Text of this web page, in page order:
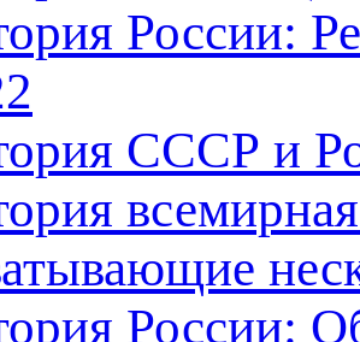
России:
СССР и
России: